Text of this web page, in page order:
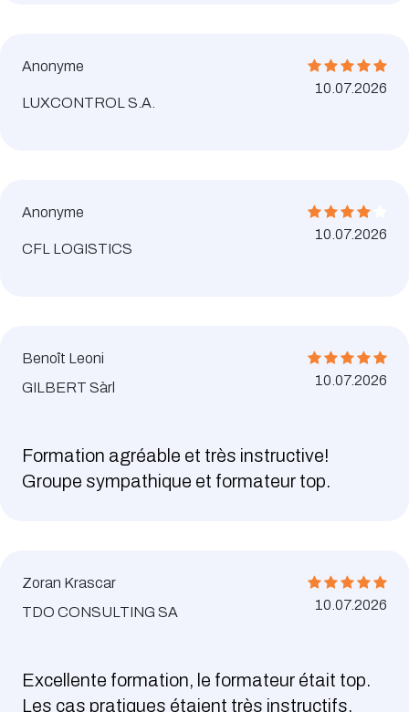
Anonyme
LUXCONTROL S.A.
10.07.2026
Anonyme
CFL LOGISTICS
10.07.2026
Benoît Leoni
GILBERT Sàrl
10.07.2026
Formation agréable et très instructive!
Groupe sympathique et formateur top.
Zoran Krascar
TDO CONSULTING SA
10.07.2026
Excellente formation, le formateur était top.
Les cas pratiques étaient très instructifs.